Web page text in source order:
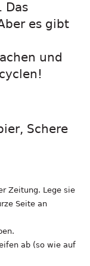
Das
es gibt
und
Schere
Zeitung. Lege sie
Seite an
ab (so wie auf